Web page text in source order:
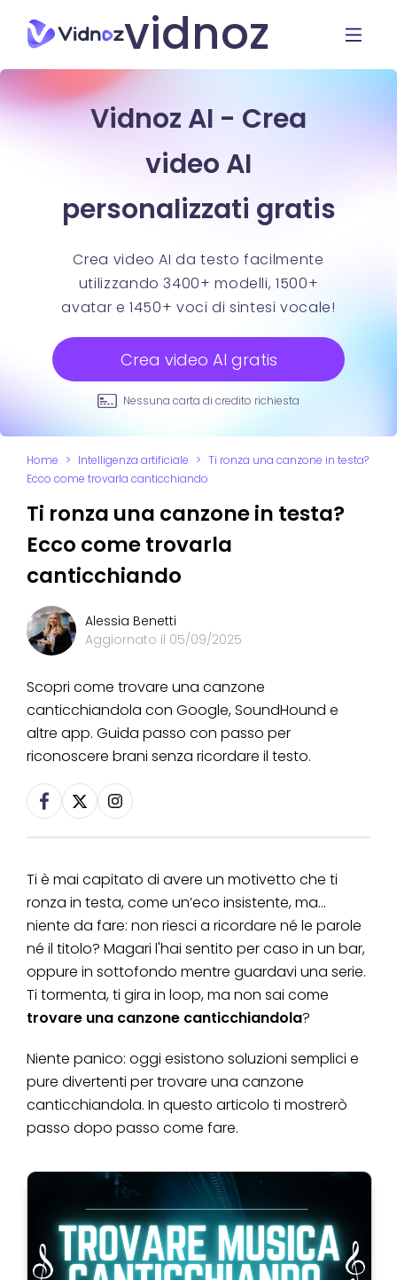
vidnoz
Vidnoz AI - Crea
video AI
personalizzati gratis
Crea video AI da testo facilmente
utilizzando 3400+ modelli, 1500+
avatar e 1450+ voci di sintesi vocale!
Crea video AI gratis
Nessuna carta di credito richiesta
Home > Intelligenza artificiale > Ti ronza una canzone in testa?
Ecco come trovarla canticchiando
Ti ronza una canzone in testa?
Ecco come trovarla
canticchiando
Alessia Benetti
Aggiornato il 05/09/2025
Scopri come trovare una canzone
canticchiandola con Google, SoundHound e
altre app. Guida passo con passo per
riconoscere brani senza ricordare il testo.
Ti è mai capitato di avere un motivetto che ti
ronza in testa, come un’eco insistente, ma...
niente da fare: non riesci a ricordare né le parole
né il titolo? Magari l'hai sentito per caso in un bar,
oppure in sottofondo mentre guardavi una serie.
Ti tormenta, ti gira in loop, ma non sai come
trovare una canzone canticchiandola?
Niente panico: oggi esistono soluzioni semplici e
pure divertenti per trovare una canzone
canticchiandola. In questo articolo ti mostrerò
passo dopo passo come fare.